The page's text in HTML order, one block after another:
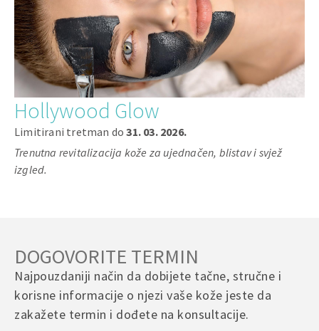
Hollywood Glow
Limitirani tretman do31. 03. 2026.
Trenutna revitalizacija kože za ujednačen, blistav i svjež
izgled.
DOGOVORITE TERMIN
Najpouzdaniji način da dobijete tačne, stručne i
korisne informacije o njezi vaše kože jeste da
zakažete termin i dođete na konsultacije.